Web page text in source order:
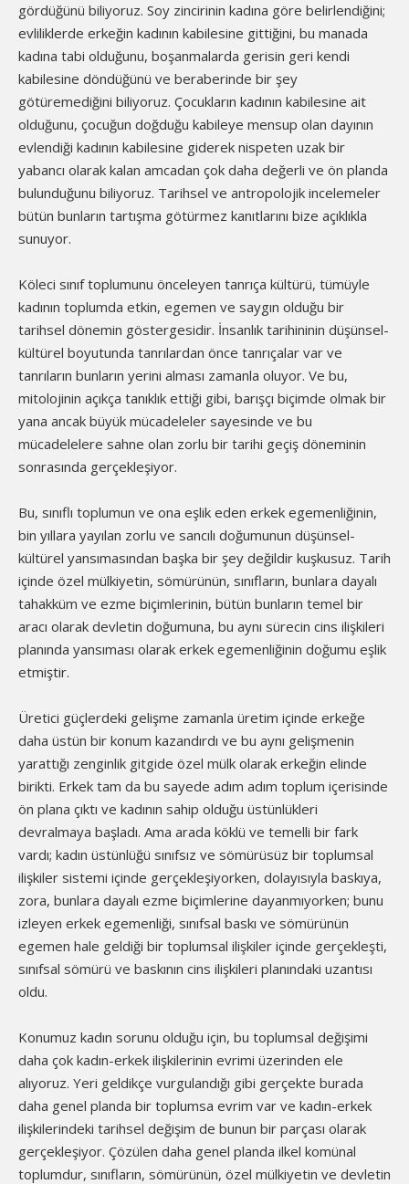
gördüğünü biliyoruz. Soy zincirinin kadına göre belirlendiğini;
evliliklerde erkeğin kadının kabilesine gittiğini, bu manada
kadına tabi olduğunu, boşanmalarda gerisin geri kendi
kabilesine döndüğünü ve beraberinde bir şey
götüremediğini biliyoruz. Çocukların kadının kabilesine ait
olduğunu, çocuğun doğduğu kabileye mensup olan dayının
evlendiği kadının kabilesine giderek nispeten uzak bir
yabancı olarak kalan amcadan çok daha değerli ve ön planda
bulunduğunu biliyoruz. Tarihsel ve antropolojik incelemeler
bütün bunların tartışma götürmez kanıtlarını bize açıklıkla
sunuyor.
Köleci sınıf toplumunu önceleyen tanrıça kültürü, tümüyle
kadının toplumda etkin, egemen ve saygın olduğu bir
tarihsel dönemin göstergesidir. İnsanlık tarihininin düşünsel-
kültürel boyutunda tanrılardan önce tanrıçalar var ve
tanrıların bunların yerini alması zamanla oluyor. Ve bu,
mitolojinin açıkça tanıklık ettiği gibi, barışçı biçimde olmak bir
yana ancak büyük mücadeleler sayesinde ve bu
mücadelelere sahne olan zorlu bir tarihi geçiş döneminin
sonrasında gerçekleşiyor.
Bu, sınıflı toplumun ve ona eşlik eden erkek egemenliğinin,
bin yıllara yayılan zorlu ve sancılı doğumunun düşünsel-
kültürel yansımasından başka bir şey değildir kuşkusuz. Tarih
içinde özel mülkiyetin, sömürünün, sınıfların, bunlara dayalı
tahakküm ve ezme biçimlerinin, bütün bunların temel bir
aracı olarak devletin doğumuna, bu aynı sürecin cins ilişkileri
planında yansıması olarak erkek egemenliğinin doğumu eşlik
etmiştir.
Üretici güçlerdeki gelişme zamanla üretim içinde erkeğe
daha üstün bir konum kazandırdı ve bu aynı gelişmenin
yarattığı zenginlik gitgide özel mülk olarak erkeğin elinde
birikti. Erkek tam da bu sayede adım adım toplum içerisinde
ön plana çıktı ve kadının sahip olduğu üstünlükleri
devralmaya başladı. Ama arada köklü ve temelli bir fark
vardı; kadın üstünlüğü sınıfsız ve sömürüsüz bir toplumsal
ilişkiler sistemi içinde gerçekleşiyorken, dolayısıyla baskıya,
zora, bunlara dayalı ezme biçimlerine dayanmıyorken; bunu
izleyen erkek egemenliği, sınıfsal baskı ve sömürünün
egemen hale geldiği bir toplumsal ilişkiler içinde gerçekleşti,
sınıfsal sömürü ve baskının cins ilişkileri planındaki uzantısı
oldu.
Konumuz kadın sorunu olduğu için, bu toplumsal değişimi
daha çok kadın-erkek ilişkilerinin evrimi üzerinden ele
alıyoruz. Yeri geldikçe vurgulandığı gibi gerçekte burada
daha genel planda bir toplumsa evrim var ve kadın-erkek
ilişkilerindeki tarihsel değişim de bunun bir parçası olarak
gerçekleşiyor. Çözülen daha genel planda ilkel komünal
toplumdur, sınıfların, sömürünün, özel mülkiyetin ve devletin